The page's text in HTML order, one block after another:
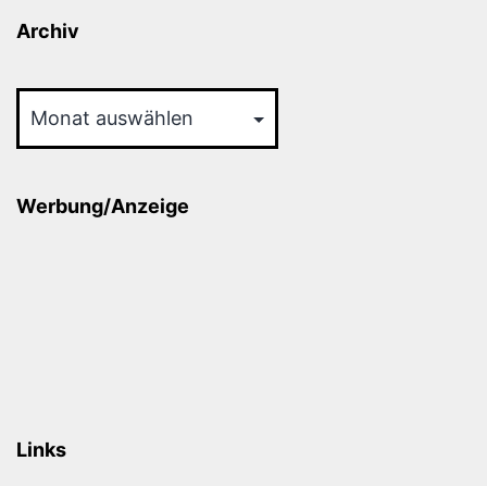
Archiv
Werbung/Anzeige
Links